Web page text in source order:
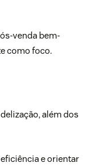
venda bem-
como foco.
além dos
e orientar